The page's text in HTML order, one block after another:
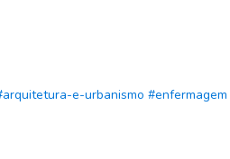
e-urbanismo #enfermagem